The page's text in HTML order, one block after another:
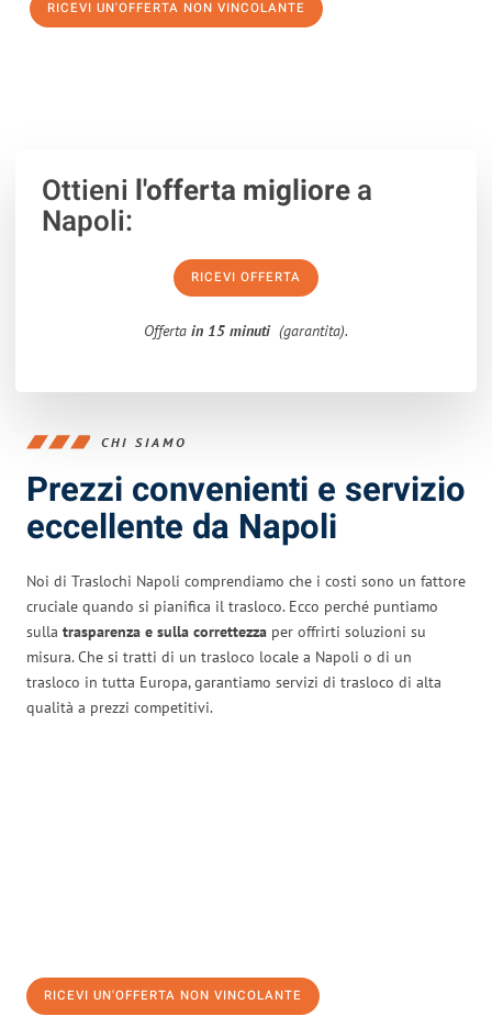
RICEVI UN'OFFERTA NON VINCOLANTE
Ottieni l'offerta migliorea
Napoli:
RICEVI OFFERTA
Offerta in 15 minuti (garantita).
CHI SIAMO
Prezzi convenienti e servizio
eccellente da Napoli
Noi di Traslochi Napoli comprendiamo che i costi sono un fattore
cruciale quando si pianifica il trasloco. Ecco perché puntiamo
sulla trasparenza e sulla correttezza per offrirti soluzioni su
misura. Che si tratti di un trasloco locale a Napoli o di un
trasloco in tutta Europa, garantiamo servizi di trasloco di alta
qualità a prezzi competitivi.
RICEVI UN'OFFERTA NON VINCOLANTE